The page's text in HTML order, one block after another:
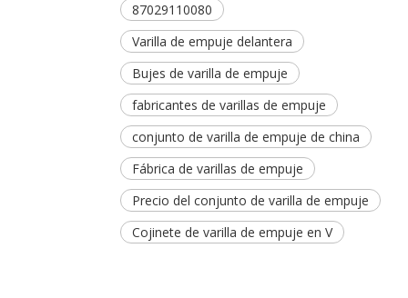
87029110080
Varilla de empuje delantera
Bujes de varilla de empuje
fabricantes de varillas de empuje
conjunto de varilla de empuje de china
Fábrica de varillas de empuje
Precio del conjunto de varilla de empuje
Cojinete de varilla de empuje en V